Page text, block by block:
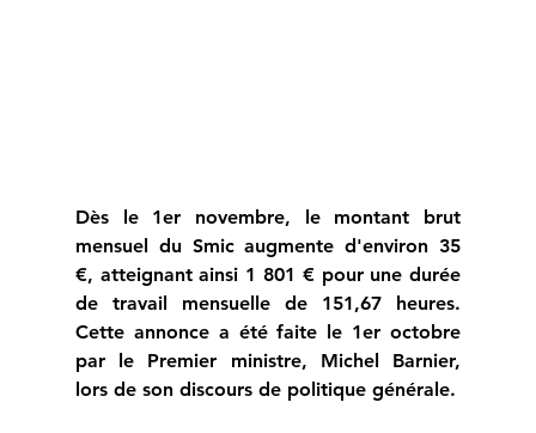
Dès le 1er novembre, le montant brut
mensuel du Smic augmente d'environ 35
€, atteignant ainsi 1 801 € pour une durée
de travail mensuelle de 151,67 heures.
Cette annonce a été faite le 1er octobre
par le Premier ministre, Michel Barnier,